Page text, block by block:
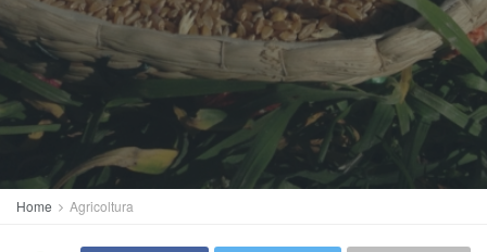
Home Agricoltura